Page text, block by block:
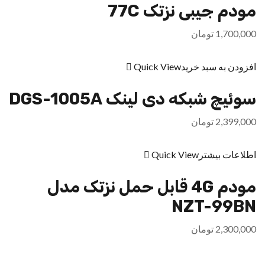
مودم جیبی نزتک 77C
1,700,000 تومان
افزودن به سبد خریدQuick View
سوئیچ شبکه دی لینک DGS-1005A
2,399,000 تومان
اطلاعات بیشتر Quick View
مودم 4G قابل حمل نزتک مدل
NZT-99BN
2,300,000 تومان